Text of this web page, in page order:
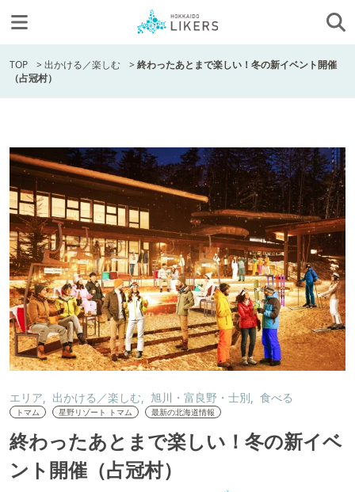
TOP >出かける／楽しむ >終わったあとまで楽しい！冬の新イベント開催
（占冠村）
エリア 出かける／楽しむ 旭川・富良野・士別 食べる
トマム 星野リゾート トマム 最新の北海道情報
終わったあとまで楽しい！冬の新イベ
ント開催（占冠村）